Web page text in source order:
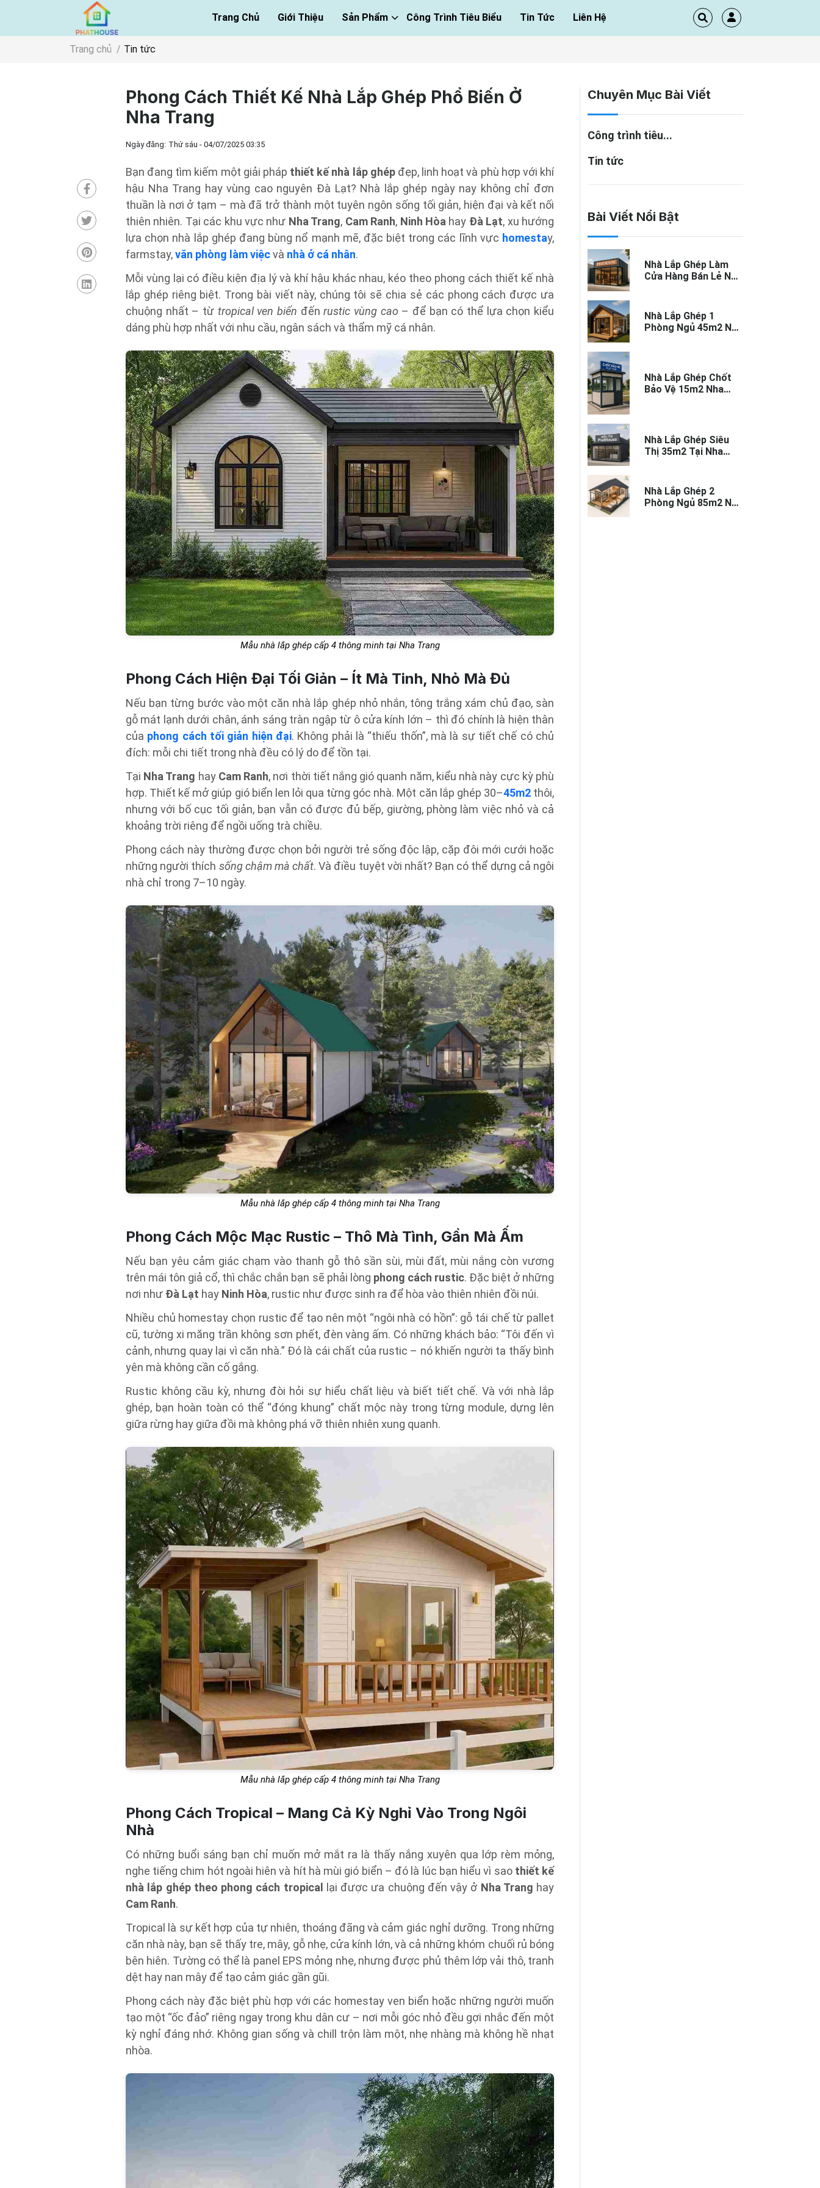
Trang Chủ Giới Thiệu Sản Phẩm Công Trình Tiêu Biểu Tin Tức Liên Hệ
Trang chủ Tin tức
Phong Cách Thiết Kế Nhà Lắp Ghép Phổ Biến Ở
Nha Trang
Ngày đăng: Thứ sáu - 04/07/2025 03:35
Bạn đang tìm kiếm một giải pháp thiết kế nhà lắp ghépđẹp, linh hoạt và phù hợp với khí
hậu Nha Trang hay vùng cao nguyên Đà Lạt? Nhà lắp ghép ngày nay không chỉ đơn
thuần là nơi ở tạm – mà đã trở thành một tuyên ngôn sống tối giản, hiện đại và kết nối
thiên nhiên. Tại các khu vực như Nha Trang, Cam Ranh, Ninh Hòa hay Đà Lạt, xu hướng
lựa chọn nhà lắp ghép đang bùng nổ mạnh mẽ, đặc biệt trong các lĩnh vực homestay,
farmstay,văn phòng làm việcvà nhà ở cá nhân.
Mỗi vùng lại có điều kiện địa lý và khí hậu khác nhau, kéo theo phong cách thiết kế nhà
lắp ghép riêng biệt. Trong bài viết này, chúng tôi sẽ chia sẻ các phong cách được ưa
chuộng nhất – từ tropical ven biển đếnrustic vùng cao – để bạn có thể lựa chọn kiểu
dáng phù hợp nhất với nhu cầu, ngân sách và thẩm mỹ cá nhân.
Mẫu nhà lắp ghép cấp 4 thông minh tại Nha Trang
Phong Cách Hiện Đại Tối Giản – Ít Mà Tinh, Nhỏ Mà Đủ
Nếu bạn từng bước vào một căn nhà lắp ghép nhỏ nhắn, tông trắng xám chủ đạo, sàn
gỗ mát lạnh dưới chân, ánh sáng tràn ngập từ ô cửa kính lớn – thì đó chính là hiện thân
của phong cách tối giản hiện đại. Không phải là “thiếu thốn”, mà là sự tiết chế có chủ
đích: mỗi chi tiết trong nhà đều có lý do để tồn tại.
Tại Nha Trang hay Cam Ranh, nơi thời tiết nắng gió quanh năm, kiểu nhà này cực kỳ phù
hợp. Thiết kế mở giúp gió biển len lỏi qua từng góc nhà. Một căn lắp ghép 30–45m2thôi,
nhưng với bố cục tối giản, bạn vẫn có được đủ bếp, giường, phòng làm việc nhỏ và cả
khoảng trời riêng để ngồi uống trà chiều.
Phong cách này thường được chọn bởi người trẻ sống độc lập, cặp đôi mới cưới hoặc
những người thích sống chậm mà chất. Và điều tuyệt vời nhất? Bạn có thể dựng cả ngôi
nhà chỉ trong 7–10 ngày.
Mẫu nhà lắp ghép cấp 4 thông minh tại Nha Trang
Phong Cách Mộc Mạc Rustic – Thô Mà Tình, Gần Mà Ấm
Nếu bạn yêu cảm giác chạm vào thanh gỗ thô sần sùi, mùi đất, mùi nắng còn vương
trên mái tôn giả cổ, thì chắc chắn bạn sẽ phải lòng phong cách rustic. Đặc biệt ở những
nơi như Đà Lạt hay Ninh Hòa, rustic như được sinh ra để hòa vào thiên nhiên đồi núi.
Nhiều chủ homestay chọn rustic để tạo nên một “ngôi nhà có hồn”: gỗ tái chế từ pallet
cũ, tường xi măng trần không sơn phết, đèn vàng ấm. Có những khách bảo: “Tôi đến vì
cảnh, nhưng quay lại vì căn nhà.” Đó là cái chất của rustic – nó khiến người ta thấy bình
yên mà không cần cố gắng.
Rustic không cầu kỳ, nhưng đòi hỏi sự hiểu chất liệu và biết tiết chế. Và với nhà lắp
ghép, bạn hoàn toàn có thể “đóng khung” chất mộc này trong từng module, dựng lên
giữa rừng hay giữa đồi mà không phá vỡ thiên nhiên xung quanh.
Mẫu nhà lắp ghép cấp 4 thông minh tại Nha Trang
Phong Cách Tropical – Mang Cả Kỳ Nghỉ Vào Trong Ngôi
Nhà
Có những buổi sáng bạn chỉ muốn mở mắt ra là thấy nắng xuyên qua lớp rèm mỏng,
nghe tiếng chim hót ngoài hiên và hít hà mùi gió biển – đó là lúc bạn hiểu vì sao thiết kế
nhà lắp ghép theo phong cách tropical lại được ưa chuộng đến vậy ở Nha Trang hay
Cam Ranh.
Tropical là sự kết hợp của tự nhiên, thoáng đãng và cảm giác nghỉ dưỡng. Trong những
căn nhà này, bạn sẽ thấy tre, mây, gỗ nhẹ, cửa kính lớn, và cả những khóm chuối rủ bóng
bên hiên. Tường có thể là panel EPS mỏng nhẹ, nhưng được phủ thêm lớp vải thô, tranh
dệt hay nan mây để tạo cảm giác gần gũi.
Phong cách này đặc biệt phù hợp với các homestay ven biển hoặc những người muốn
tạo một “ốc đảo” riêng ngay trong khu dân cư – nơi mỗi góc nhỏ đều gợi nhắc đến một
kỳ nghỉ đáng nhớ. Không gian sống và chill trộn làm một, nhẹ nhàng mà không hề nhạt
nhòa.
Chuyên Mục Bài Viết
Công trình tiêu...
Tin tức
Bài Viết Nổi Bật
Nhà Lắp Ghép Làm
Cửa Hàng Bán Lẻ Nha
Nhà Lắp Ghép 1
Phòng Ngủ 45m2 Nha
Nhà Lắp Ghép Chốt
Bảo Vệ 15m2 Nha
Nhà Lắp Ghép Siêu
Thị 35m2 Tại Nha
Nhà Lắp Ghép 2
Phòng Ngủ 85m2 Nha